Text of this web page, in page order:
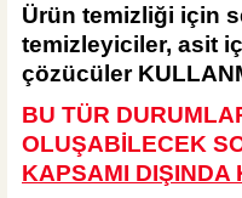
Ürün temizliği için
temizleyiciler, asit
çözücüler
BU TÜR
OLUŞABİLECEK
KAPSAMI DIŞINDA